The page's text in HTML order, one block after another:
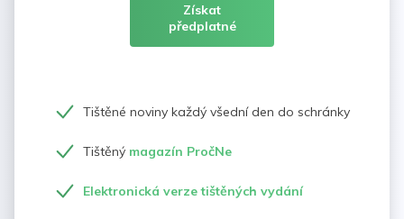
Získat
předplatné
Tištěné noviny každý všední den do schránky
Tištěný magazín PročNe
Elektronická verze tištěných vydání